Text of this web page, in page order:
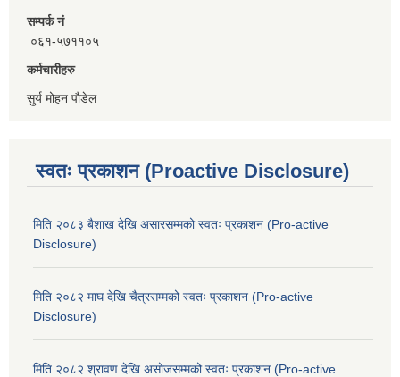
सम्पर्क नं
०६१-५७११०५
कर्मचारीहरु
सुर्य मोहन पौडेल
स्वतः प्रकाशन (Proactive Disclosure)
मिति २०८३ बैशाख देखि असारसम्मको स्वतः प्रकाशन (Pro-active
Disclosure)
मिति २०८२ माघ देखि चैत्रसम्मको स्वतः प्रकाशन (Pro-active
Disclosure)
मिति २०८२ श्रावण देखि असोजसम्मको स्वतः प्रकाशन (Pro-active